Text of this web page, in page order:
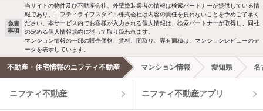
免責
事項
当サイトの物件及び不動産会社、外壁塗装業者の情報は検索パートナーが提供している情
報であり、ニフティライフスタイル株式会社は内容の責任を負わないことを予めご了承く
ださい。本サービス内でお客様が入力される個人情報は、検索パートナーが取得し、同社
の定める個人情報規約に従って取り扱われます。
マンション情報の一部の販売価格、賃料、間取り、専有面積は、マンションレビューのデ
ータを表示しています。
不動産・住宅情報のニフティ不動産 マンション情報 愛知県 名
ニフティ不動産 ニフティ不動産アプリ